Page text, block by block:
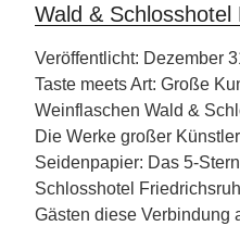
Partnerland
Wald & Schlosshotel
Veröffentlicht: Dezember
Taste meets Art: Große
Weinflaschen Wald &
Die Werke großer
Seidenpapier: Das 5-
Schlosshotel
Gästen diese Verbindung